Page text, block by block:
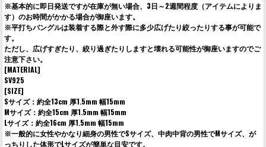
※基本的に即日発送ですが在庫が無い場合、3日～2週間程度（アイテムによりま
す）のお時間がかかる場合が御座います。
※平打ちバングルは装着する際と外す際に多少広げたり絞ったりする事が可能で
す。
ただし、広げすぎたり、絞り過ぎたりしますと壊れる可能性が御座いますのでご
注意下さい。
[MATERIAL]
SV925
[SIZE]
Sサイズ：約全13cm 厚1.5mm 幅15mm
Mサイズ：約全15cm 厚1.5mm 幅15mm
Lサイズ：約全16cm 厚1.5mm 幅15mm
※一般的に女性やかなり細身の男性でSサイズ、中肉中背の男性でMサイズ、が
っちりした体形でLサイズが簡単な目安です。